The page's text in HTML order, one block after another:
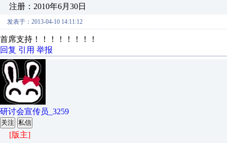
注册：2010年6月30日
发表于：2013-04-10 14:11:12
首席支持！！！！！！！！
回复 引用 举报
研讨会宣传员_3259
关注 私信
[版主]